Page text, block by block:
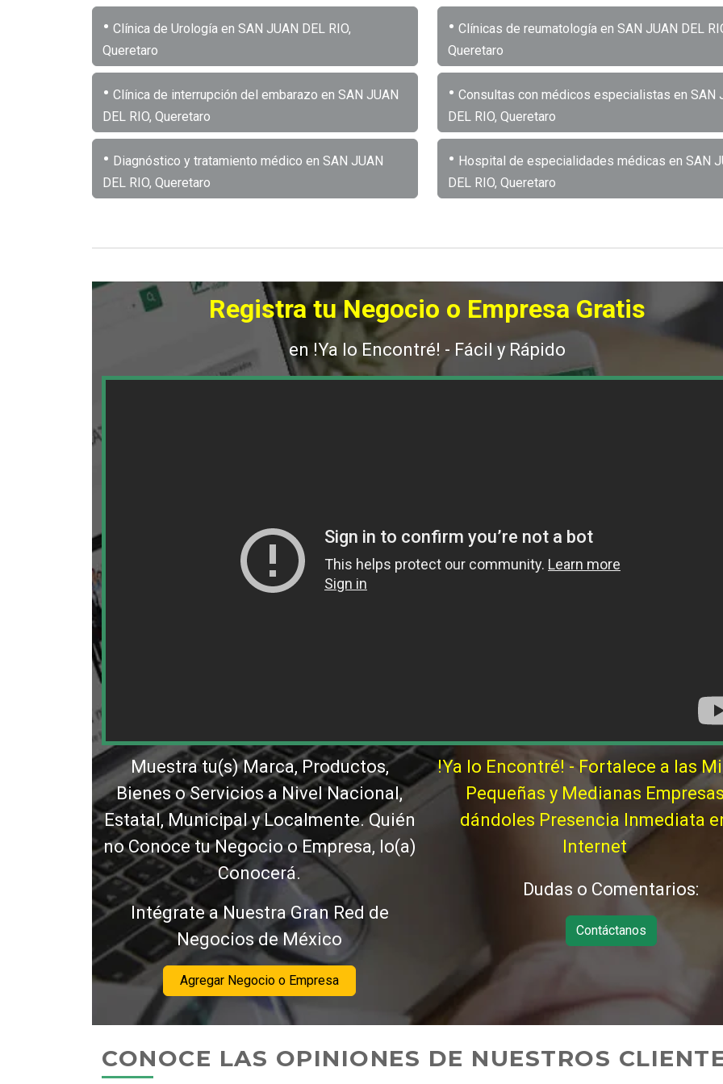
• Clínica de Urología en SAN JUAN DEL RIO,
Queretaro
• Clínicas de reumatología en SAN JUAN DEL
Queretaro
• Clínica de interrupción del embarazo en SAN JUAN
DEL RIO, Queretaro
• Consultas con médicos especialistas en SAN
DEL RIO, Queretaro
• Diagnóstico y tratamiento médico en SAN JUAN
DEL RIO, Queretaro
• Hospital de especialidades médicas en SAN
DEL RIO, Queretaro
Registra tu Negocio o Empresa Gratis
en !Ya lo Encontré! - Fácil y Rápido
Muestra tu(s) Marca, Productos,
Bienes o Servicios a Nivel Nacional,
Estatal, Municipal y Localmente. Quién
no Conoce tu Negocio o Empresa, lo(a)
Conocerá.
Intégrate a Nuestra Gran Red de
Negocios de México
Agregar Negocio o Empresa
!Ya lo Encontré! - Fortalece a las
Pequeñas y Medianas
dándoles Presencia Inmediata
Internet
Dudas o Comentarios:
Contáctanos
CONOCE LAS OPINIONES DE NUESTROS